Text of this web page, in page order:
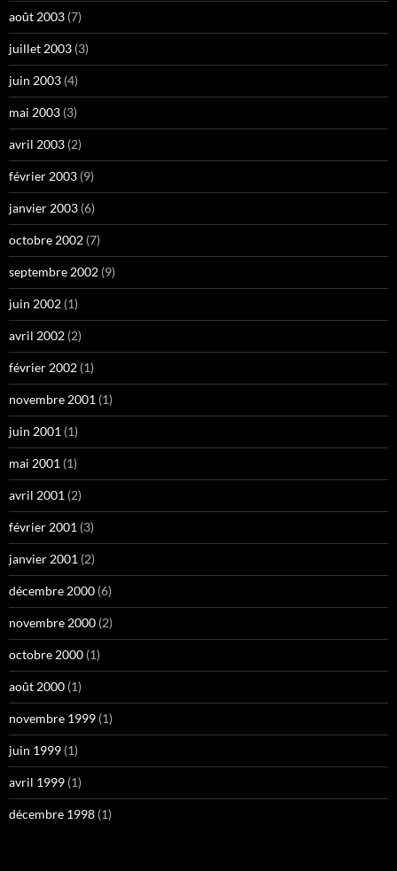
août 2003 (7)
juillet 2003 (3)
juin 2003 (4)
mai 2003 (3)
avril 2003 (2)
février 2003 (9)
janvier 2003 (6)
octobre 2002 (7)
septembre 2002 (9)
juin 2002 (1)
avril 2002 (2)
février 2002 (1)
novembre 2001 (1)
juin 2001 (1)
mai 2001 (1)
avril 2001 (2)
février 2001 (3)
janvier 2001 (2)
décembre 2000 (6)
novembre 2000 (2)
octobre 2000 (1)
août 2000 (1)
novembre 1999 (1)
juin 1999 (1)
avril 1999 (1)
décembre 1998 (1)